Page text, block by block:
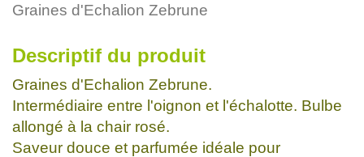
Graines d'Echalion Zebrune
Descriptif du produit
Graines d'Echalion Zebrune.
Intermédiaire entre l'oignon et l'échalotte. Bulbe
allongé à la chair rosé.
Saveur douce et parfumée idéale pour